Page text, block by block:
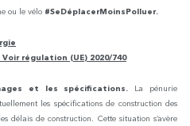
ou le vélo #SeDéplacerMoinsPolluer.
régulation (UE) 2020/740
et les spécifications.
La pénurie
les spécifications de construction des
délais de construction. Cette situation s’avère